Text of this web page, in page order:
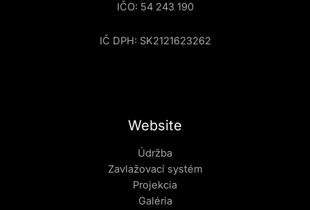
IČO: 54 243 190
IČ DPH: SK2121623262
Website
Údržba
Zavlažovací systém
Projekcia
Galéria